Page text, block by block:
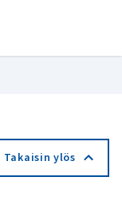
Takaisin ylös